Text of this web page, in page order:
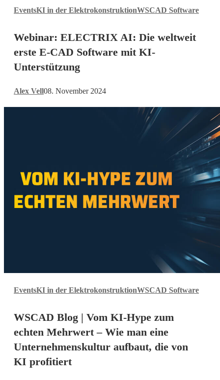
EventsKI in der ElektrokonstruktionWSCAD Software
ELECTRIX
Die
weltweit
Software
mit
Webinar: ELECTRIX AI: Die weltweit
erste E-CAD Software mit KI-
Unterstützung
Alex Vell08. November 2024
EventsKI in der ElektrokonstruktionWSCAD Software
Blog
Vom
zum
echten
WSCAD Blog | Vom KI-Hype zum
echten Mehrwert – Wie man eine
Unternehmenskultur aufbaut, die von
KI profitiert